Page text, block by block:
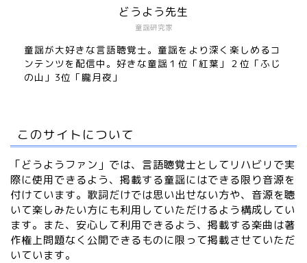
童謡研究家
どうよう先生
童謡が大好きな言語聴覚士。童謡をより深く楽しめるコ
ンテンツを配信中。好きな童謡１位「紅葉」２位「ふじ
の山」3位「朧月夜」
このサイトについて
「どうようファン」では、言語聴覚士としてリハビリで実
際に使用できるよう、掲載する童謡にはできる限り音源を
付けています。歌詞だけでは思い出せない方や、音源を聴
いて楽しみたい方にも利用していただけるよう構成してい
ます。また、安心して利用できるよう、掲載する楽曲は著
作権上問題なく公開できるものに限って掲載させていただ
いています。